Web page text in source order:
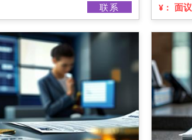
联系 ¥： 面议